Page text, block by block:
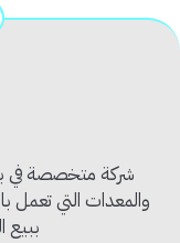
✨تصميم
تحكم دقيق
تثبيت
🔇
تشغيل
🧽 سطح مقاوم
📦 محتويات المنتج:
شركة متخصصة في
والمعدات التي تعمل
ببيع